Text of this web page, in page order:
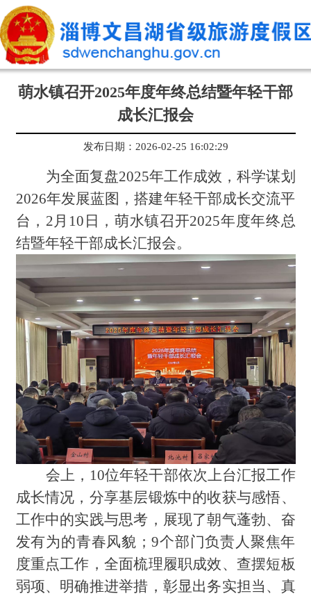
萌水镇召开2025年度年终总结暨年轻干部
成长汇报会
发布日期：2026-02-25 16:02:29
为全面复盘2025年工作成效，科学谋划
2026年发展蓝图，搭建年轻干部成长交流平
台，2月10日，萌水镇召开2025年度年终总
结暨年轻干部成长汇报会。
会上，10位年轻干部依次上台汇报工作
成长情况，分享基层锻炼中的收获与感悟、
工作中的实践与思考，展现了朝气蓬勃、奋
发有为的青春风貌；9个部门负责人聚焦年
度重点工作，全面梳理履职成效、查摆短板
弱项、明确推进举措，彰显出务实担当、真